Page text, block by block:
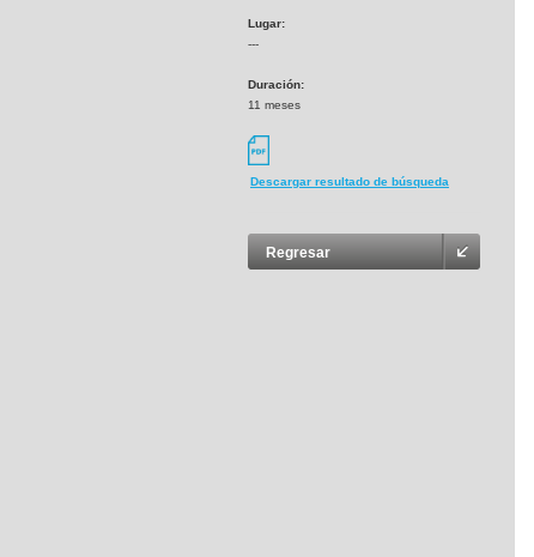
Lugar:
---
Duración:
11 meses
Descargar resultado de búsqueda
Regresar